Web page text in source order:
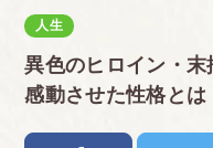
人生
異色のヒロイン・
感動させた性格とは